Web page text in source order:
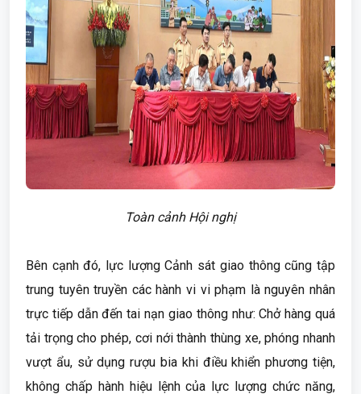
Toàn cảnh Hội nghị
Bên cạnh đó, lực lượng Cảnh sát giao thông cũng tập
trung tuyên truyền các hành vi vi phạm là nguyên nhân
trực tiếp dẫn đến tai nạn giao thông như: Chở hàng quá
tải trọng cho phép, cơi nới thành thùng xe, phóng nhanh
vượt ẩu, sử dụng rượu bia khi điều khiển phương tiện,
không chấp hành hiệu lệnh của lực lượng chức năng,